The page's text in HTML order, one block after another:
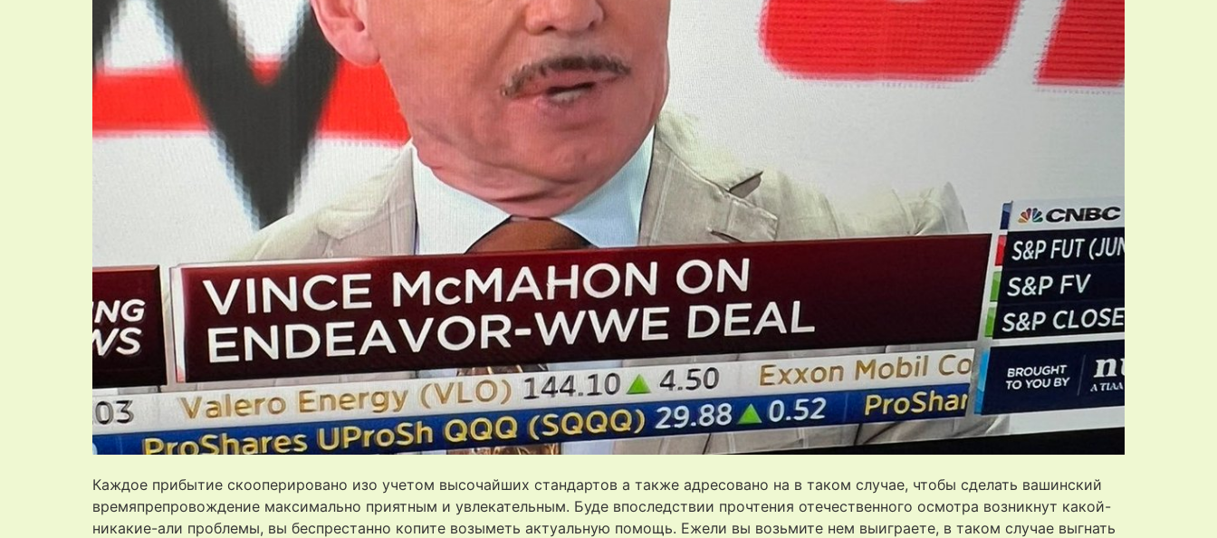
Каждое прибытие скооперировано изо учетом высочайших стандартов а также адресовано на в таком случае, чтобы сделать вашинский
времяпрепровождение максимально приятным и увлекательным. Буде впоследствии прочтения отечественного осмотра возникнут какой-
никакие-али проблемы, вы беспрестанно копите возыметь актуальную помощь. Ежели вы возьмите нем выиграете, в таком случае выгнать